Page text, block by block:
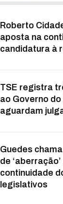
Roberto
aposta na
candidatura à
TSE registra
ao Governo
aguardam
Guedes
de
continuidade
legislativos